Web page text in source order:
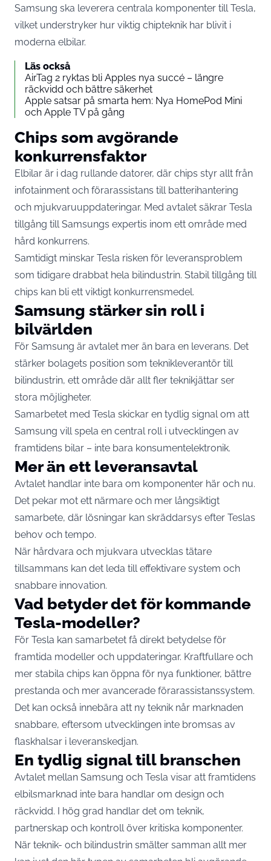
Samsung ska leverera centrala komponenter till Tesla,
vilket understryker hur viktig chipteknik har blivit i
moderna elbilar.
Läs också
AirTag 2 ryktas bli Apples nya succé – längre
räckvidd och bättre säkerhet
Apple satsar på smarta hem: Nya HomePod Mini
och Apple TV på gång
Chips som avgörande
konkurrensfaktor
Elbilar är i dag rullande datorer, där chips styr allt från
infotainment och förarassistans till batterihantering
och mjukvaruuppdateringar. Med avtalet säkrar Tesla
tillgång till Samsungs expertis inom ett område med
hård konkurrens.
Samtidigt minskar Tesla risken för leveransproblem
som tidigare drabbat hela bilindustrin. Stabil tillgång till
chips kan bli ett viktigt konkurrensmedel.
Samsung stärker sin roll i
bilvärlden
För Samsung är avtalet mer än bara en leverans. Det
stärker bolagets position som teknikleverantör till
bilindustrin, ett område där allt fler teknikjättar ser
stora möjligheter.
Samarbetet med Tesla skickar en tydlig signal om att
Samsung vill spela en central roll i utvecklingen av
framtidens bilar – inte bara konsumentelektronik.
Mer än ett leveransavtal
Avtalet handlar inte bara om komponenter här och nu.
Det pekar mot ett närmare och mer långsiktigt
samarbete, där lösningar kan skräddarsys efter Teslas
behov och tempo.
När hårdvara och mjukvara utvecklas tätare
tillsammans kan det leda till effektivare system och
snabbare innovation.
Vad betyder det för kommande
Tesla-modeller?
För Tesla kan samarbetet få direkt betydelse för
framtida modeller och uppdateringar. Kraftfullare och
mer stabila chips kan öppna för nya funktioner, bättre
prestanda och mer avancerade förarassistanssystem.
Det kan också innebära att ny teknik når marknaden
snabbare, eftersom utvecklingen inte bromsas av
flaskhalsar i leveranskedjan.
En tydlig signal till branschen
Avtalet mellan Samsung och Tesla visar att framtidens
elbilsmarknad inte bara handlar om design och
räckvidd. I hög grad handlar det om teknik,
partnerskap och kontroll över kritiska komponenter.
När teknik- och bilindustrin smälter samman allt mer